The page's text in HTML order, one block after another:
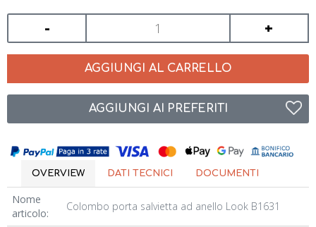
- +
AGGIUNGI AL CARRELLO
AGGIUNGI AI PREFERITI
OVERVIEW DATI TECNICI DOCUMENTI
Nome
articolo:
Colombo porta salvietta ad anello Look B1631